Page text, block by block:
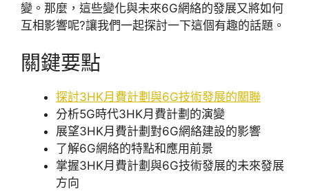
變。那麼，這些變化與未來6G網絡的發展又將如何
互相影響呢?讓我們一起探討一下這個有趣的話題。
關鍵要點
探討3HK月費計劃與6G技術發展的關聯
分析5G時代3HK月費計劃的演變
展望3HK月費計劃對6G網絡建設的影響
了解6G網絡的特點和應用前景
掌握3HK月費計劃與6G技術發展的未來發展
方向